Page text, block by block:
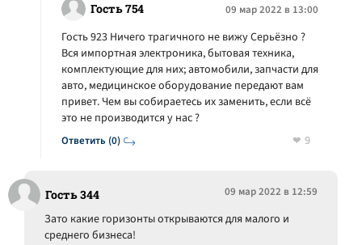
Гость 754 09 мар 2022 в 13:00
Ответить (0)
Гость 923 Ничего трагичного не вижу Серьёзно ?
Вся импортная электроника, бытовая техника,
комплектующие для них; автомобили, запчасти для
авто, медицинское оборудование передают вам
привет. Чем вы собираетесь их заменить, если всё
это не производится у нас ?
9
Гость 344 09 мар 2022 в 12:59
Зато какие горизонты открываются для малого и
среднего бизнеса!